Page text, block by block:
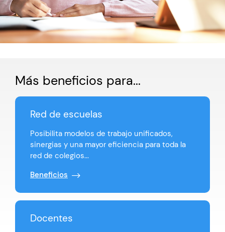
Más beneficios para...
Red de escuelas
Posibilita modelos de trabajo unificados,
sinergias y una mayor eficiencia para toda la
red de colegios...
Beneficios
Docentes